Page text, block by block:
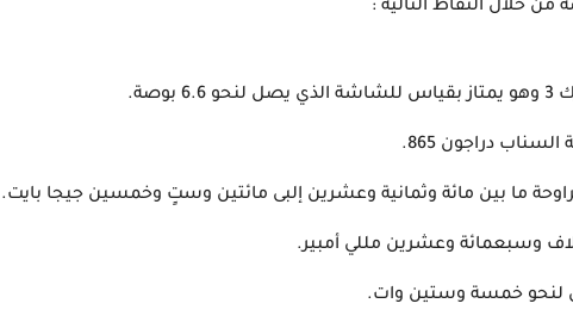
خلال النقاط التالية :
دراجون 865.
ما بين مائة وثمانية وعشرين إلبى مائتين وستٍ وخمسين جيجا بايت.
وسبعمائة وعشرين مللي أمبير.
لنحو خمسة وستين وات.